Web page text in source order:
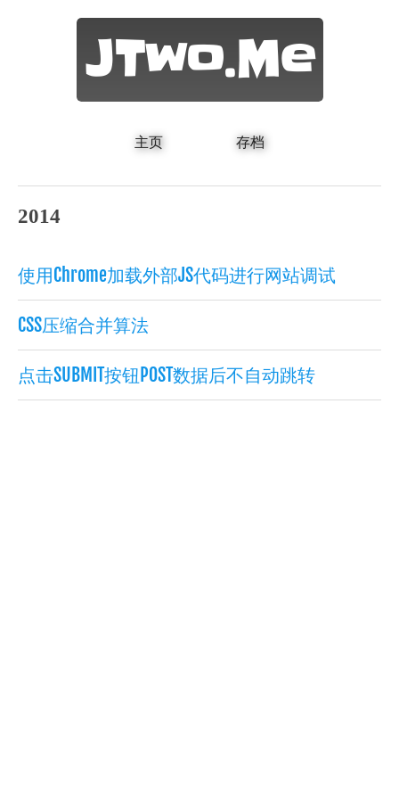
JTwo.Me
主页 存档
2014
使用Chrome加载外部JS代码进行网站调试
CSS压缩合并算法
点击SUBMIT按钮POST数据后不自动跳转